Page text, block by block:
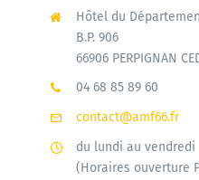
Hôtel du
B.P. 906
66906 PERPIGNAN
04 68 85 89 60
contact@amf66.fr
du lundi au vendredi
(Horaires ouverture